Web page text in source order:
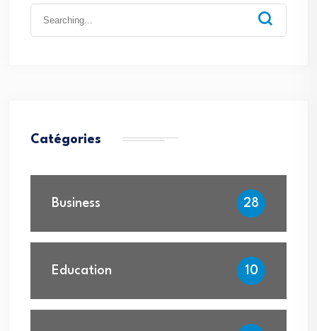
Catégories
Business 28
Education 10